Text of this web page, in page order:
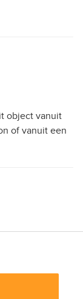
object vanuit
of vanuit een